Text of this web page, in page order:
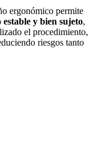
ergonómico permite
estable y bien sujeto,
el procedimiento,
riesgos tanto